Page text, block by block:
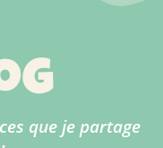
que je partage